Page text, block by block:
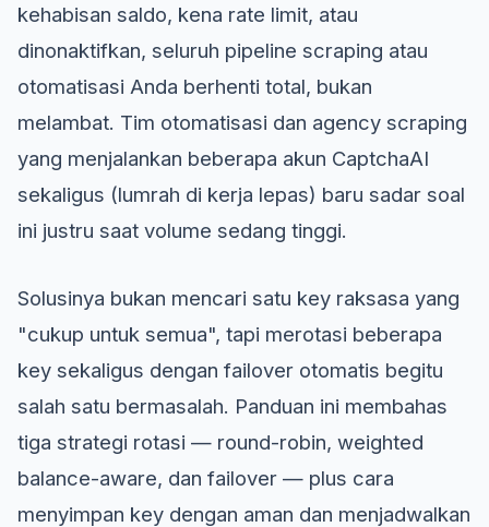
kehabisan saldo, kena rate limit, atau
dinonaktifkan, seluruh pipeline scraping atau
otomatisasi Anda berhenti total, bukan
melambat. Tim otomatisasi dan agency scraping
yang menjalankan beberapa akun CaptchaAI
sekaligus (lumrah di kerja lepas) baru sadar soal
ini justru saat volume sedang tinggi.
Solusinya bukan mencari satu key raksasa yang
"cukup untuk semua", tapi merotasi beberapa
key sekaligus dengan failover otomatis begitu
salah satu bermasalah. Panduan ini membahas
tiga strategi rotasi — round-robin, weighted
balance-aware, dan failover — plus cara
menyimpan key dengan aman dan menjadwalkan